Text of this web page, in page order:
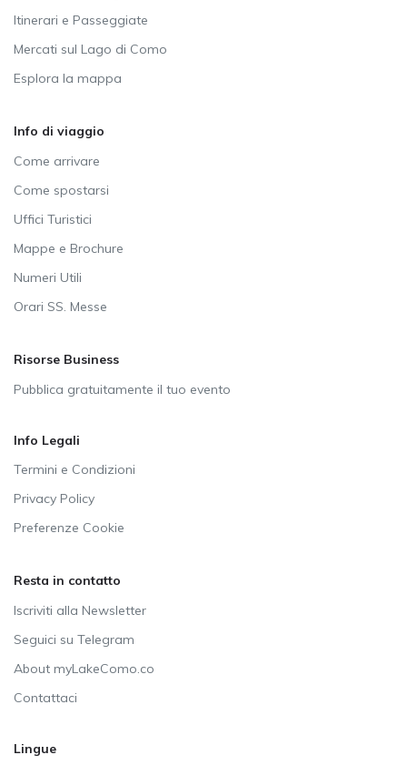
Itinerari e Passeggiate
Mercati sul Lago di Como
Esplora la mappa
Info di viaggio
Come arrivare
Come spostarsi
Uffici Turistici
Mappe e Brochure
Numeri Utili
Orari SS. Messe
Risorse Business
Pubblica gratuitamente il tuo evento
Info Legali
Termini e Condizioni
Privacy Policy
Preferenze Cookie
Resta in contatto
Iscriviti alla Newsletter
Seguici su Telegram
About myLakeComo.co
Contattaci
Lingue